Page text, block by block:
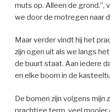
muts op. Alleen de grond.”,
we door de motregen naar
Maar verder vindt hij het
zijn ogen uit als we langs
de buurt staat. Aan iedere
en elke boom in de
De bomen zijn volgens mijn